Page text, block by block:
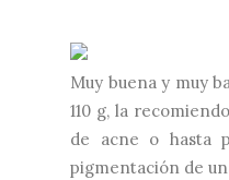
Muy buena y muy
110 g, la
de acne o hasta
pigmentación de